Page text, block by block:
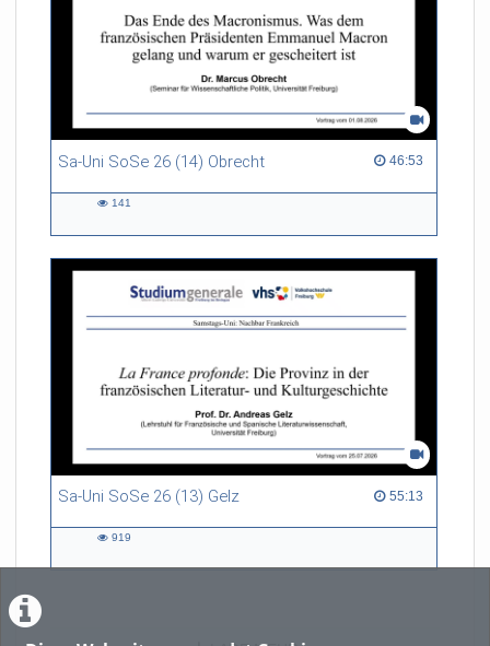
Sa-Uni SoSe 26 (14) Obrecht 46:53
46:53 duration
141
Sa-Uni SoSe 26 (13) Gelz 55:13
55:13 duration
919